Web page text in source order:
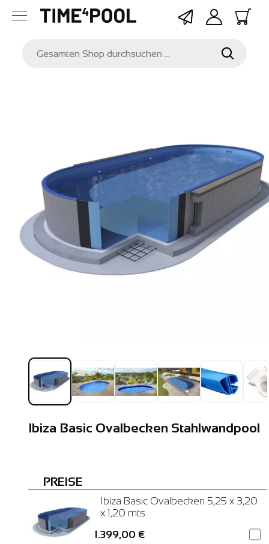
Ibiza Basic Ovalbecken Stahlwandpool
PREISE
Ibiza Basic Ovalbecken 5,25 x 3,20
x 1,20 mts
1.399,00 €